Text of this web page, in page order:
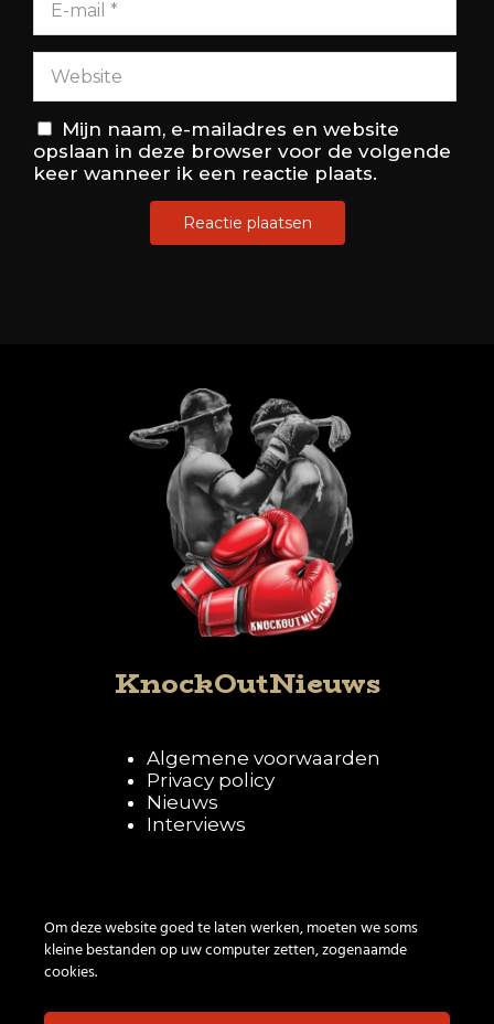
Mijn naam, e-mailadres en website
opslaan in deze browser voor de volgende
keer wanneer ik een reactie plaats.
KnockOutNieuws
Algemene voorwaarden
Privacy policy
Nieuws
Interviews
Om deze website goed te laten werken, moeten we soms
kleine bestanden op uw computer zetten, zogenaamde
cookies.